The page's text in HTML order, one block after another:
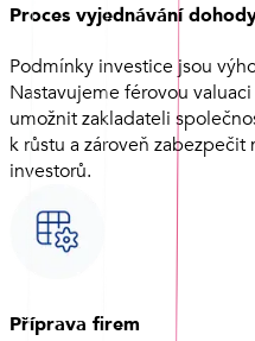
Proces vyjednávání
Podmínky investice jsou
Nastavujeme férovou
umožnit zakladateli
k růstu a zároveň
investorů.
Příprava firem